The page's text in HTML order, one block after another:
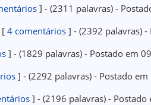
] - (2311 palavras) -
[4 comentários ] - (2392 palavras)
] - (1829 palavras) - Postado em
] - (2292 palavras) - Postado
] - (2196 palavras) -